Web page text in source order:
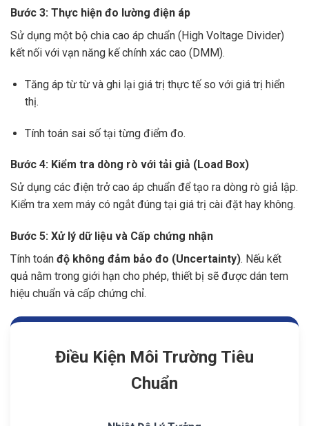
Bước 3: Thực hiện đo lường điện áp
Sử dụng một bộ chia cao áp chuẩn (High Voltage Divider)
kết nối với vạn năng kế chính xác cao (DMM).
Tăng áp từ từ và ghi lại giá trị thực tế so với giá trị hiển
thị.
Tính toán sai số tại từng điểm đo.
Bước 4: Kiểm tra dòng rò với tải giả (Load Box)
Sử dụng các điện trở cao áp chuẩn để tạo ra dòng rò giả lập.
Kiểm tra xem máy có ngắt đúng tại giá trị cài đặt hay không.
Bước 5: Xử lý dữ liệu và Cấp chứng nhận
Tính toán độ không đảm bảo đo (Uncertainty). Nếu kết
quả nằm trong giới hạn cho phép, thiết bị sẽ được dán tem
hiệu chuẩn và cấp chứng chỉ.
Điều Kiện Môi Trường Tiêu
Chuẩn